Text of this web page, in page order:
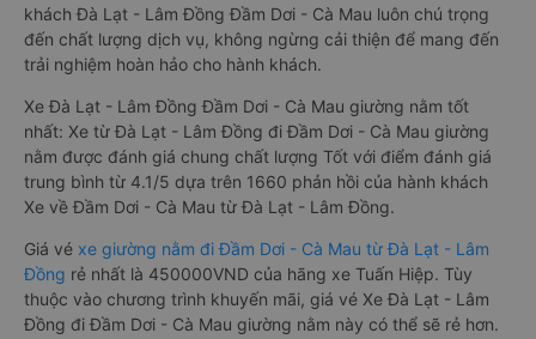
khách Đà Lạt - Lâm Đồng Đầm Dơi - Cà Mau luôn chú trọng
đến chất lượng dịch vụ, không ngừng cải thiện để mang đến
trải nghiệm hoàn hảo cho hành khách.
Xe Đà Lạt - Lâm Đồng Đầm Dơi - Cà Mau giường nằm tốt
nhất: Xe từ Đà Lạt - Lâm Đồng đi Đầm Dơi - Cà Mau giường
nằm được đánh giá chung chất lượng Tốt với điểm đánh giá
trung bình từ 4.1/5 dựa trên 1660 phản hồi của hành khách
Xe về Đầm Dơi - Cà Mau từ Đà Lạt - Lâm Đồng.
Giá vé xe giường nằm đi Đầm Dơi - Cà Mau từ Đà Lạt - Lâm
Đồng rẻ nhất là 450000VND của hãng xe Tuấn Hiệp. Tùy
thuộc vào chương trình khuyến mãi, giá vé Xe Đà Lạt - Lâm
Đồng đi Đầm Dơi - Cà Mau giường nằm này có thể sẽ rẻ hơn.